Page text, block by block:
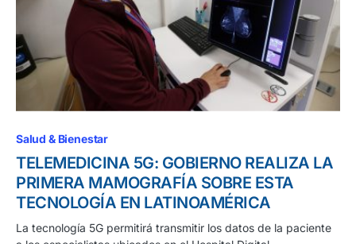
Salud & Bienestar
TELEMEDICINA 5G: GOBIERNO REALIZA LA
PRIMERA MAMOGRAFÍA SOBRE ESTA
TECNOLOGÍA EN LATINOAMÉRICA
La tecnología 5G permitirá transmitir los datos de la paciente